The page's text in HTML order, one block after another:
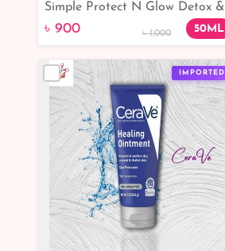
Add to Cart
Simple Protect N Glow Detox &
Brighten Clay Mask 50ml
৳ 900 ৳ 1,000 50ML
IMPORTED